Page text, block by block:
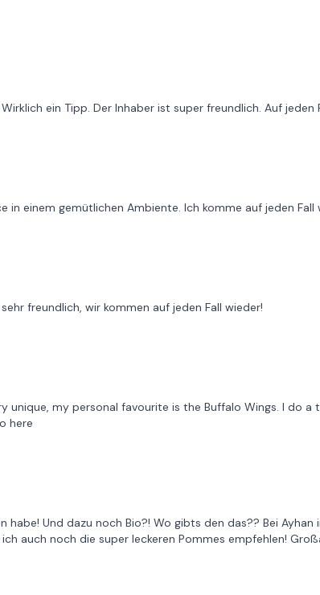
ein Tipp. Der Inhaber ist super freundlich. Auf jeden
in einem gemütlichen Ambiente. Ich komme auf jeden Fall
freundlich, wir kommen auf jeden Fall wieder!
unique, my personal favourite is the Buffalo Wings. I do
here
habe! Und dazu noch Bio?! Wo gibts den das?? Bei Ayhan
auch noch die super leckeren Pommes empfehlen!